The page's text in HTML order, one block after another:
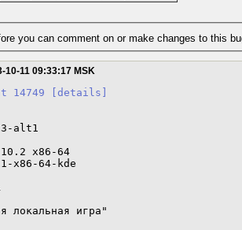
you can comment on or make changes to this
10-11 09:33:17 MSK
14749
[details]
alt1
x86-64
x86-64-kde
локальная игра"